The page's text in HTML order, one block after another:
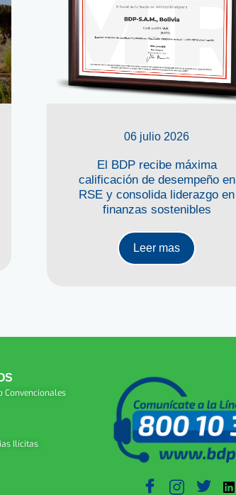
06 julio 2026
El BDP recibe máxima
calificación de desempeño en
RSE y consolida liderazgo en
finanzas sostenibles
Leer mas
Convencionales
Ilícitas